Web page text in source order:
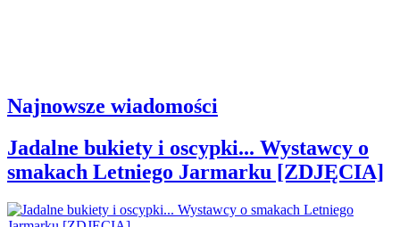
Najnowsze wiadomości
Jadalne bukiety i oscypki... Wystawcy o
smakach Letniego Jarmarku [ZDJĘCIA]